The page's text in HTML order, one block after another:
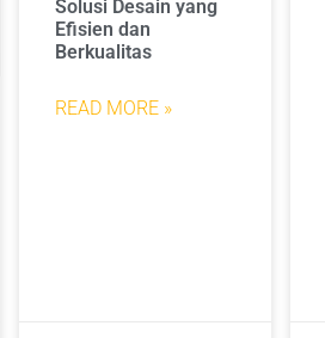
Solusi Desain yang
Efisien dan
Berkualitas
READ MORE »